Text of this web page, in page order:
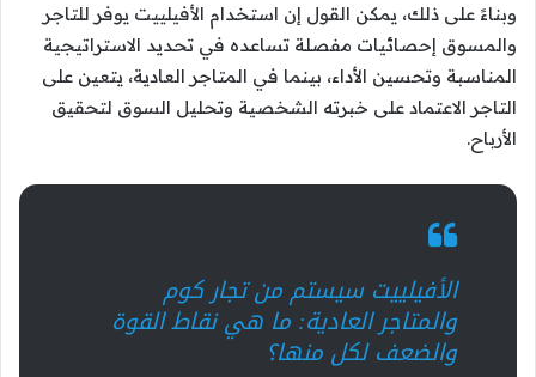
وبناءً على ذلك، يمكن القول إن استخدام الأفيلييت يوفر للتاجر
والمسوق إحصائيات مفصلة تساعده في تحديد الاستراتيجية
المناسبة وتحسين الأداء، بينما في المتاجر العادية، يتعين على
التاجر الاعتماد على خبرته الشخصية وتحليل السوق لتحقيق
الأرباح.
الأفيلييت سيستم من تجار كوم
والمتاجر العادية: ما هي نقاط القوة
والضعف لكل منها؟